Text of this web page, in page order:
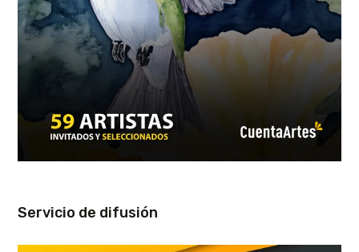
Servicio de difusión